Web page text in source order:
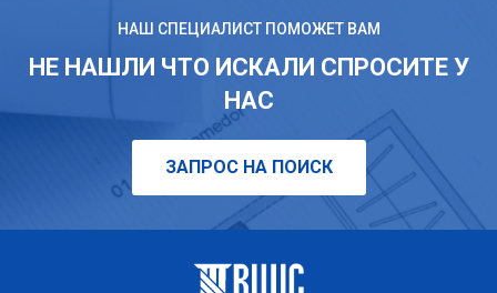
НАШ СПЕЦИАЛИСТ ПОМОЖЕТ ВАМ
НЕ НАШЛИ ЧТО ИСКАЛИ СПРОСИТЕ У
НАС
ЗАПРОС НА ПОИСК